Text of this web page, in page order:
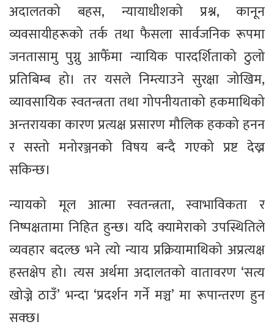
अदालतको बहस, न्यायाधीशको प्रश्न, कानून
व्यवसायीहरूको तर्क तथा फैसला सार्वजनिक रूपमा
जनतासामु पुग्नु आफैँमा न्यायिक पारदर्शिताको ठुलो
प्रतिबिम्ब हो। तर यसले निम्त्याउने सुरक्षा जोखिम,
व्यावसायिक स्वतन्त्रता तथा गोपनीयताको हकमाथिको
अन्तरायका कारण प्रत्यक्ष प्रसारण मौलिक हकको हनन
र सस्तो मनोरञ्जनको विषय बन्दै गएको प्रष्ट देख्न
सकिन्छ।
न्यायको मूल आत्मा स्वतन्त्रता, स्वाभाविकता र
निष्पक्षतामा निहित हुन्छ। यदि क्यामेराको उपस्थितिले
व्यवहार बदल्छ भने त्यो न्याय प्रक्रियामाथिको अप्रत्यक्ष
हस्तक्षेप हो। त्यस अर्थमा अदालतको वातावरण ‘सत्य
खोज्ने ठाउँ’ भन्दा ‘प्रदर्शन गर्ने मञ्च’ मा रूपान्तरण हुन
सक्छ।